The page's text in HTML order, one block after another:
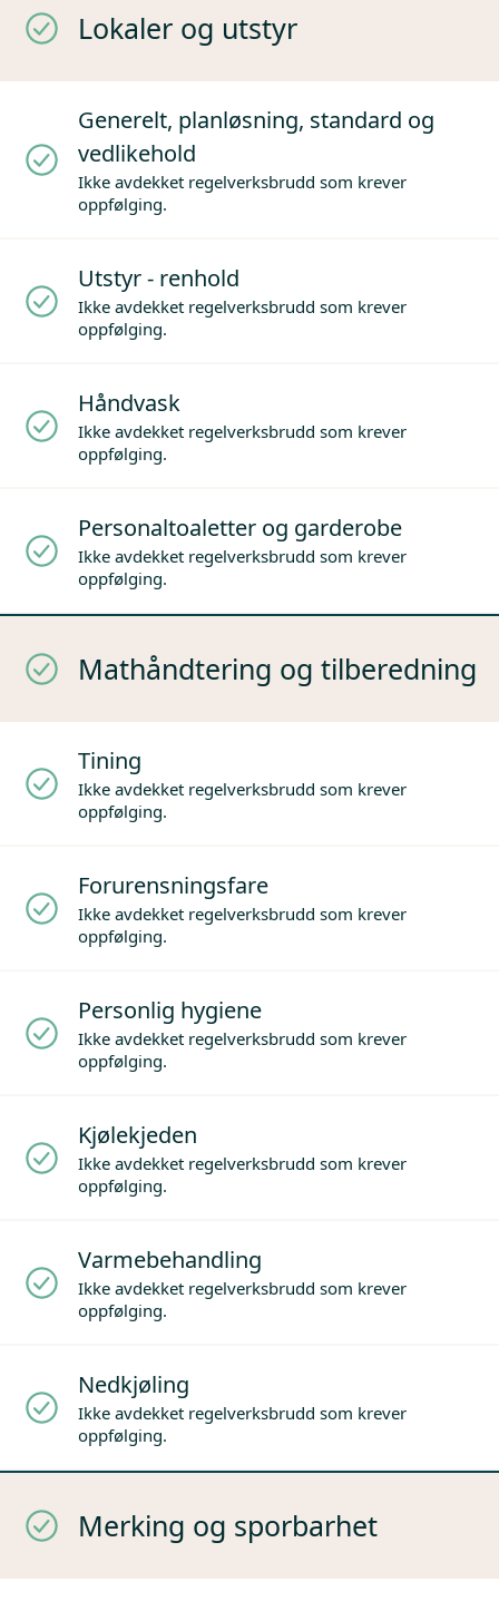
Lokaler og utstyr
Generelt, planløsning, standard og
vedlikehold
Ikke avdekket regelverksbrudd som krever
oppfølging.
Utstyr - renhold
Ikke avdekket regelverksbrudd som krever
oppfølging.
Håndvask
Ikke avdekket regelverksbrudd som krever
oppfølging.
Personaltoaletter og garderobe
Ikke avdekket regelverksbrudd som krever
oppfølging.
Mathåndtering og tilberedning
Tining
Ikke avdekket regelverksbrudd som krever
oppfølging.
Forurensningsfare
Ikke avdekket regelverksbrudd som krever
oppfølging.
Personlig hygiene
Ikke avdekket regelverksbrudd som krever
oppfølging.
Kjølekjeden
Ikke avdekket regelverksbrudd som krever
oppfølging.
Varmebehandling
Ikke avdekket regelverksbrudd som krever
oppfølging.
Nedkjøling
Ikke avdekket regelverksbrudd som krever
oppfølging.
Merking og sporbarhet